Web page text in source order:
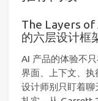
The Layers
的六层设计框
AI 产品的体验不
界面、上下文、
设计师别只盯着聊